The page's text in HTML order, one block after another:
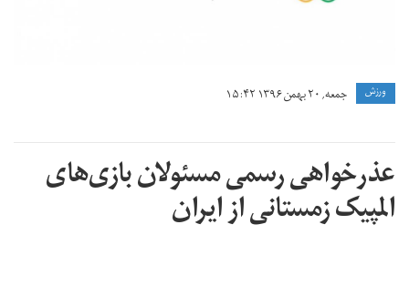
ورزش جمعه, ۲۰ بهمن ۱۳۹۶ ۱۵:۴۲
عذرخواهی رسمی مسئولان بازی‌های
المپیک زمستانی از ایران